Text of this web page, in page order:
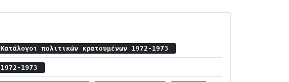
Κατάλογοι πολιτικών κρατουμένων 1972-1973
1972-1973